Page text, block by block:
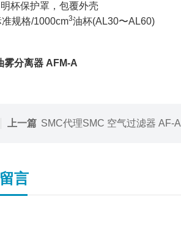
杯保护罩，包覆外壳
规格/1000cm3油杯(AL30〜AL60)
雾分离器 AFM-A
上一篇 SMC代理SMC 空气过滤器 AF-A
言